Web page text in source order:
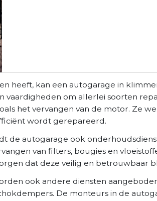
heeft, kan een autogarage in
vaardigheden om allerlei soorten
het vervangen van de motor. Ze
wordt gerepareerd.
de autogarage ook
van filters, bougies en
dat deze veilig en betrouwbaar
ook andere diensten
De monteurs in de